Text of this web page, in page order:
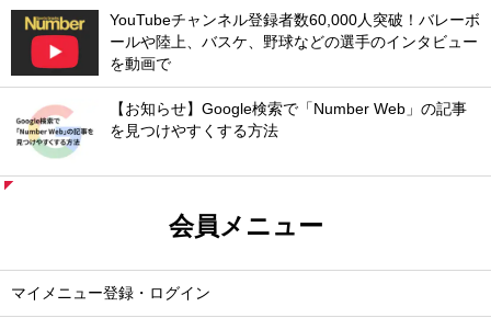
YouTubeチャンネル登録者数60,000人突破！バレーボ
ールや陸上、バスケ、野球などの選手のインタビュー
を動画で
【お知らせ】Google検索で「Number Web」の記事
を見つけやすくする方法
会員メニュー
マイメニュー登録・ログイン